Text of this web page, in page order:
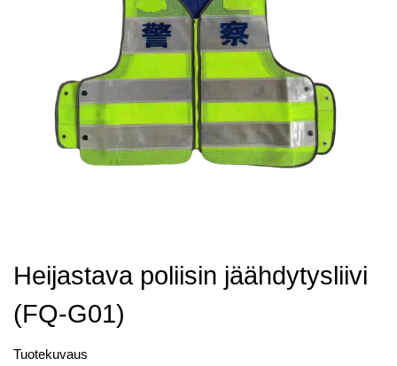
Heijastava poliisin jäähdytysliivi
(FQ-G01)
Tuotekuvaus